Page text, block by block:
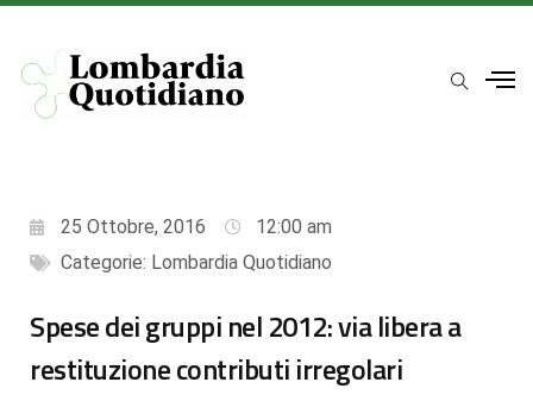
25 Ottobre, 2016
12:00 am
Categorie: Lombardia Quotidiano
Spese dei gruppi nel 2012: via libera a
restituzione contributi irregolari